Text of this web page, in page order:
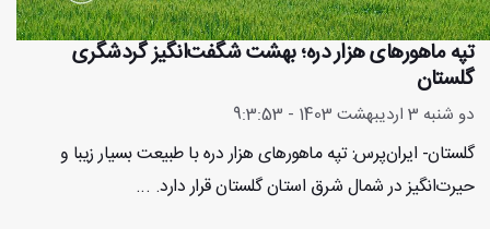
تپه ماهورهای هزار دره؛ بهشت شگفت‌انگیز گردشگری
گلستان
دو شنبه 3 اردیبهشت 1403 - 9:3:53
گلستان- ایران‌پرس: تپه ماهورهای هزار دره با طبیعت بسیار زیبا و
حیرت‌انگیز در شمال شرق استان گلستان قرار دارد. ...